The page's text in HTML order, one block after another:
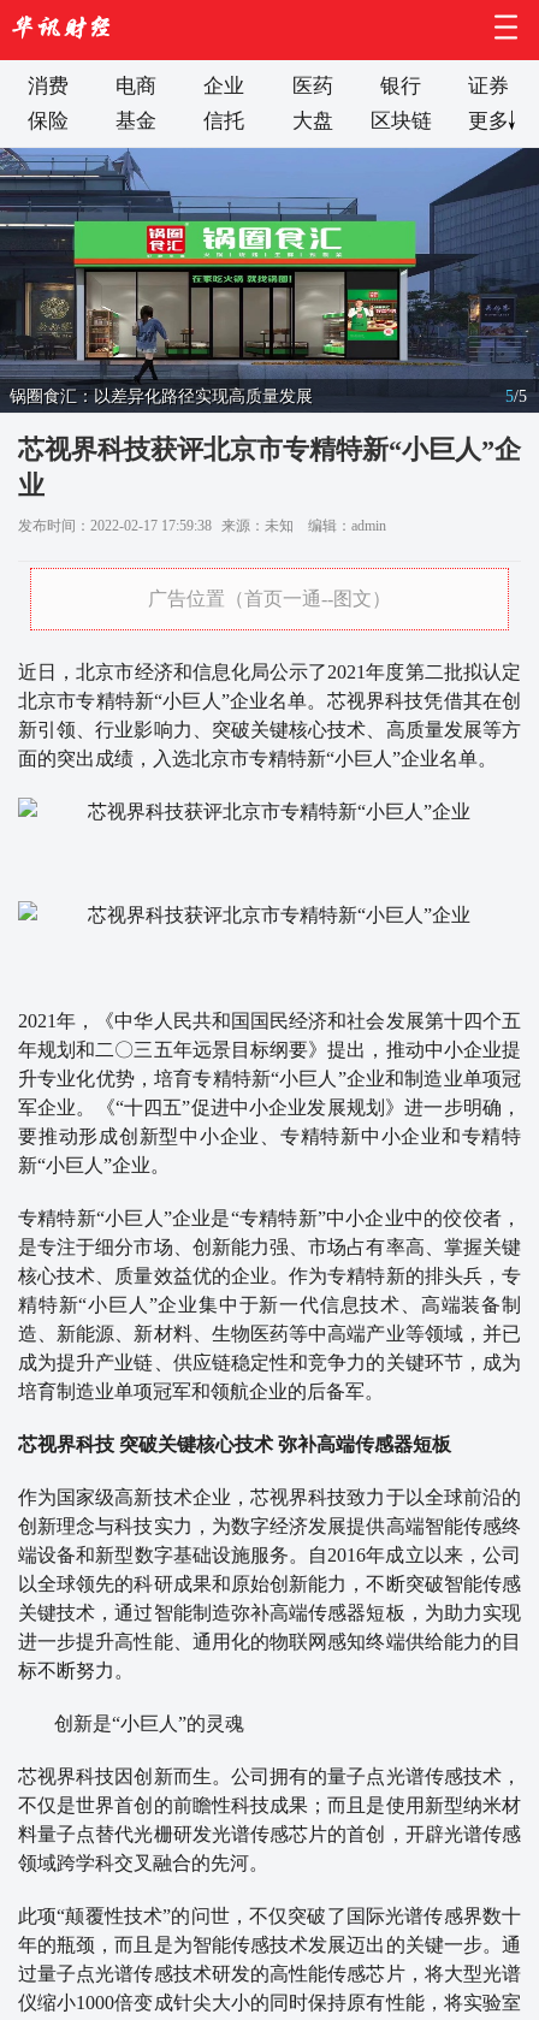
消费 电商 企业 医药 银行
证券
保险
基金 信托 大盘 区块链 更多
锅圈食汇：以差异化路径实现高质量发展 5/5
芯视界科技获评北京市专精特新“小巨人”企
业
发布时间：2022-02-17 17:59:38 来源：未知 编辑：admin
广告位置（首页一通--图文）
近日，北京市经济和信息化局公示了2021年度第二批拟认定
北京市专精特新“小巨人”企业名单。芯视界科技凭借其在创
新引领、行业影响力、突破关键核心技术、高质量发展等方
面的突出成绩，入选北京市专精特新“小巨人”企业名单。
2021年，《中华人民共和国国民经济和社会发展第十四个五
年规划和二〇三五年远景目标纲要》提出，推动中小企业提
升专业化优势，培育专精特新“小巨人”企业和制造业单项冠
军企业。《“十四五”促进中小企业发展规划》进一步明确，
要推动形成创新型中小企业、专精特新中小企业和专精特
新“小巨人”企业。
专精特新“小巨人”企业是“专精特新”中小企业中的佼佼者，
是专注于细分市场、创新能力强、市场占有率高、掌握关键
核心技术、质量效益优的企业。作为专精特新的排头兵，专
精特新“小巨人”企业集中于新一代信息技术、高端装备制
造、新能源、新材料、生物医药等中高端产业等领域，并已
成为提升产业链、供应链稳定性和竞争力的关键环节，成为
培育制造业单项冠军和领航企业的后备军。
芯视界科技 突破关键核心技术 弥补高端传感器短板
作为国家级高新技术企业，芯视界科技致力于以全球前沿的
创新理念与科技实力，为数字经济发展提供高端智能传感终
端设备和新型数字基础设施服务。自2016年成立以来，公司
以全球领先的科研成果和原始创新能力，不断突破智能传感
关键技术，通过智能制造弥补高端传感器短板，为助力实现
进一步提升高性能、通用化的物联网感知终端供给能力的目
标不断努力。
创新是“小巨人”的灵魂
芯视界科技因创新而生。公司拥有的量子点光谱传感技术，
不仅是世界首创的前瞻性科技成果；而且是使用新型纳米材
料量子点替代光栅研发光谱传感芯片的首创，开辟光谱传感
领域跨学科交叉融合的先河。
此项“颠覆性技术”的问世，不仅突破了国际光谱传感界数十
年的瓶颈，而且是为智能传感技术发展迈出的关键一步。通
过量子点光谱传感技术研发的高性能传感芯片，将大型光谱
仪缩小1000倍变成针尖大小的同时保持原有性能，将实验室